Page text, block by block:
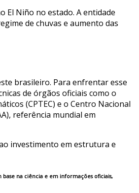
El Niño no estado. A entidade
de chuvas e aumento das
brasileiro. Para enfrentar esse
de órgãos oficiais como o
(CPTEC) e o Centro Nacional
referência mundial em
investimento em estrutura e
na ciência e em informações oficiais,